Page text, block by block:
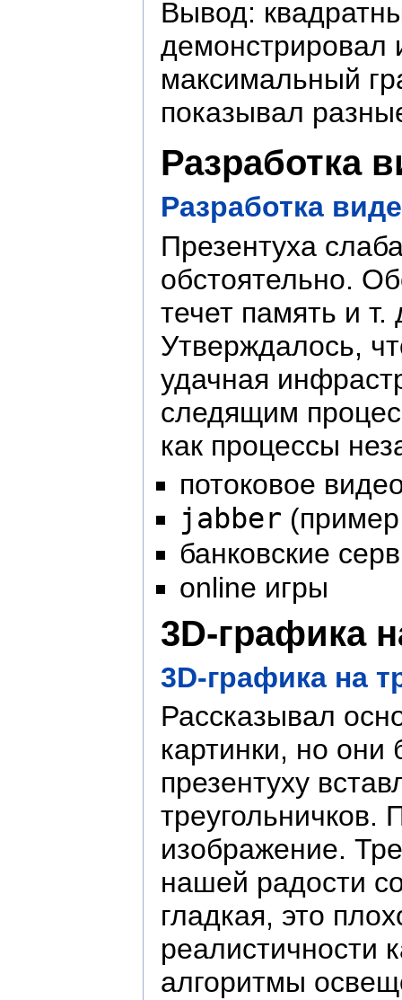
Вывод:
демонстрировал
максимальный
показывал
Разработка
Разработка
Презентуха
обстоятельно.
течет память и т.
Утверждалось,
удачная
следящим
как процессы
потоковое
jabber
банковские
online игры
3D-графика
3D-графика на
Рассказывал
картинки, но
презентуху
изображение.
нашей радости
гладкая, это
реалистичности
алгоритмы